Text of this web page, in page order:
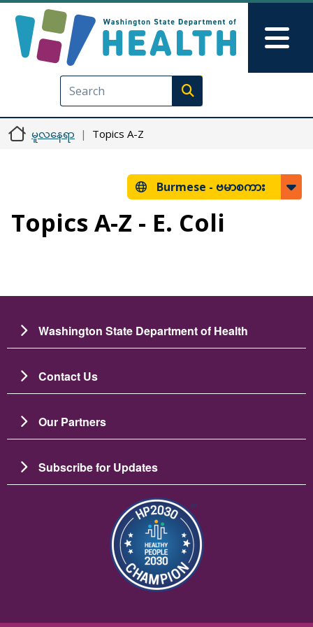
Execute search
မူလနေရာ Topics A-Z
Burmese - ဗမာစကား
Topics A-Z - E. Coli
Washington State Department of Health
Contact Us
Our Partners
Subscribe for Updates
ပုံရိပ်